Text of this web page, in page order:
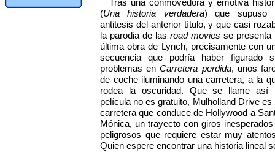
Tras una conmovedora y emotiva
(Una historia verdadera) que supuso
antitesis del anterior título, y que casi
la parodia de las road movies se presenta
última obra de Lynch, precisamente con
secuencia que podría haber figurado
problemas enCarretera perdida, unos
de coche iluminando una carretera, a la
rodea la oscuridad. Que se llame así
película no es gratuito, Mulholland Drive es
carretera que conduce de Hollywood a
Mónica, un trayecto con giros
peligrosos que requiere estar muy
Quien espere encontrar una historia lineal